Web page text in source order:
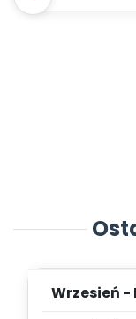
Wrzesień -